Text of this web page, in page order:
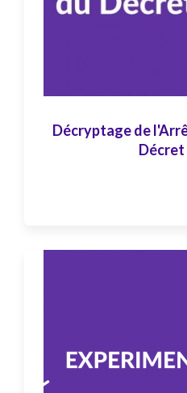
Décryptage de
Décret